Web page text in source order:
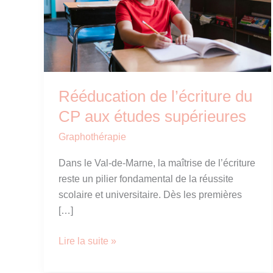
Rééducation de l’écriture du
CP aux études supérieures
Graphothérapie
Dans le Val-de-Marne, la maîtrise de l’écriture
reste un pilier fondamental de la réussite
scolaire et universitaire. Dès les premières
[…]
Rééducation
Lire la suite »